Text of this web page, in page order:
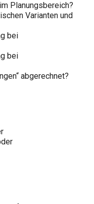
Planungsbereich?
Varianten und
bei
bei
abgerechnet?